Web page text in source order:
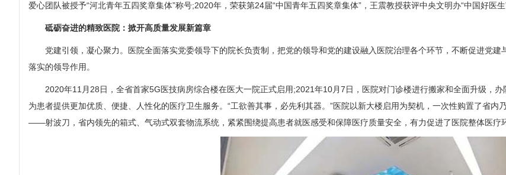
爱心团队被授予“河北青年五四奖章集体”称号;2020年，荣获第24届“中国青年五四奖章集体”，王震教授获评中央文明办“中国好医生
砥砺奋进的精致医院：掀开高质量发展新篇章
党建引领，凝心聚力。医院全面落实党委领导下的院长负责制，把党的领导和党的建设融入医院治理各个环节，不断促进党建
落实的领导作用。
2020年11月28日，全省首家5G医技病房综合楼在医大一院正式启用;2021年10月7日，医院对门诊楼进行搬家和全面升级，办
为患者提供更加优质、便捷、人性化的医疗卫生服务。“工欲善其事，必先利其器。”医院以新大楼启用为契机，一次性购置了省
——射波刀，省内领先的箱式、气动式双套物流系统，紧紧围绕提高患者就医感受和保障医疗质量安全，有力促进了医院整体医疗